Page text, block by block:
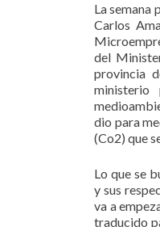
La semana
Carlos
del
provincia
dio para
(Co2) que
Lo que se
y sus
va a
traducido